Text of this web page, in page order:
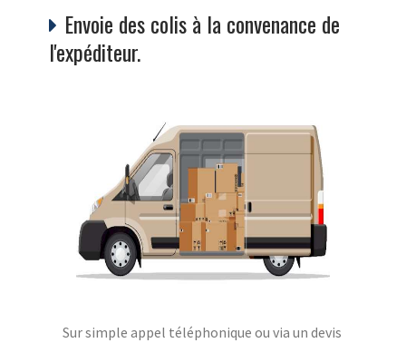
Envoie des colis à la convenance de
l'expéditeur.
Sur simple appel téléphonique ou via un devis